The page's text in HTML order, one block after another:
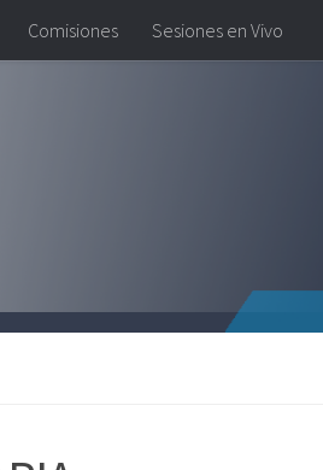
Comisiones Sesiones en Vivo